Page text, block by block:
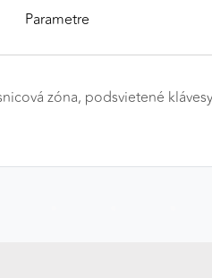
Parametre
zóna, podsvietené